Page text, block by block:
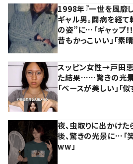
1998年『一世を風靡
ギャル男。闘病を経
の姿”に…「ギャップ！
昔もかっこいい」「素
スッピン女性→戸田
た結果……驚きの光景
「ベースが美しい」「似
夜、虫取りに出かけ
後、驚きの光景に…「笑
ww」